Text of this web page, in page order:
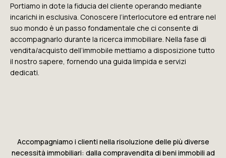
Portiamo in dote la fiducia del cliente operando mediante
incarichi in esclusiva. Conoscere l’interlocutore ed entrare nel
suo mondo è un passo fondamentale che ci consente di
accompagnarlo durante la ricerca immobiliare. Nella fase di
vendita/acquisto dell’immobile mettiamo a disposizione tutto
il nostro sapere, fornendo una guida limpida e servizi
dedicati.
Accompagniamo i clienti nella risoluzione delle più diverse
necessità immobiliari: dalla compravendita di beni immobili ad